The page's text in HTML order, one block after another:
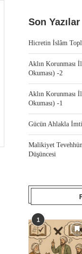
Son Yazılar
Hicretin İslâm
Aklın Korunması
Okuması) -2
Aklın Korunması
Okuması) -1
Gücün Ahlakla
Malikiyet
Düşüncesi
1